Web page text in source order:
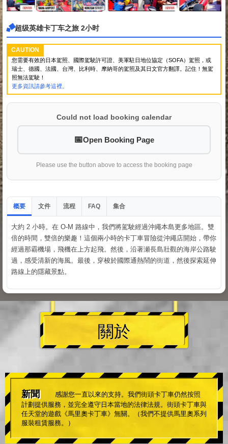
超级英雄卡丁车之旅 2小时
CAUTION
您需要有效的日本駕照、國際駕駛許可證、美軍駐日地位協定（SOFA）駕照，或
瑞士、德國、法國、台灣、比利時、摩納哥的駕照及其日文官方翻譯。記住！無駕
照無法駕駛！
更多資訊請參考這裡。
Could not load booking calendar
Open Booking Page
Please use the button above to access the booking page
概要 文件 流程 FAQ 集合
大約 2 小時。在 O-M 路線中，我們將駕駛經過沖繩本島更多地區。雙
倍的時間，雙倍的樂趣！這個兩小時的卡丁車冒險從沖繩店開始，帶你
經過那霸機場，飛機在上方起飛。然後，沿著瀬長島壯觀的海岸公路駛
過，感受清新的海風。最後，穿梭於國際通熱鬧的街道，然後探索延伸
路線上的隱藏景點。
關於
新聞
感謝您一直以來的支持。我們街頭卡丁車仍然按照
計劃提供服務，並完全遵守日本當地的法律法規。街頭卡丁車與
任天堂的遊戲《馬里奧卡丁車》無關。（我們不提供馬里奧系列
服裝租賃服務。）